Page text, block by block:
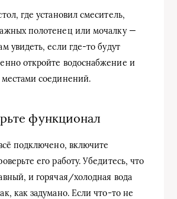
где установил смеситель,
полотенец или мочалку —
увидеть, если где-то будут
откройте водоснабжение и
соединений.
функционал
подключено, включите
его работу. Убедитесь, что
и горячая/холодная вода
как задумано. Если что-то не